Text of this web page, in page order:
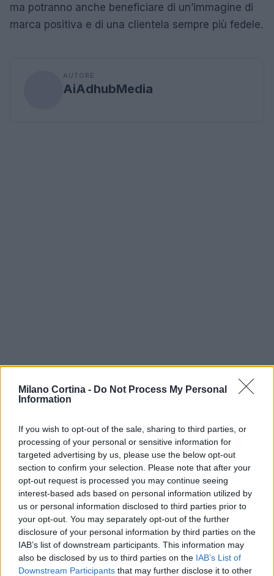
Milano Cortina - Do Not Process My Personal
Information
If you wish to opt-out of the sale, sharing to third parties, or
processing of your personal or sensitive information for
targeted advertising by us, please use the below opt-out
section to confirm your selection. Please note that after your
opt-out request is processed you may continue seeing
interest-based ads based on personal information utilized by
us or personal information disclosed to third parties prior to
your opt-out. You may separately opt-out of the further
disclosure of your personal information by third parties on the
IAB’s list of downstream participants. This information may
also be disclosed by us to third parties on the IAB’s List of
Downstream Participants that may further disclose it to other
ma potranno anche beneficiare di un’immagine di
marca positiva e di una clientela sempre più fedele.
AUTORE
AiAdhubMedia
Continua a leggere